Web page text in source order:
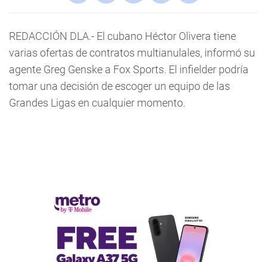
REDACCIÓN DLA.- El cubano Héctor Olivera tiene
varias ofertas de contratos multianulales, informó su
agente Greg Genske a Fox Sports. El infielder podría
tomar una decisión de escoger un equipo de las
Grandes Ligas en cualquier momento.